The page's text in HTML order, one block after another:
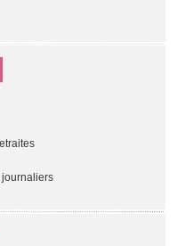
journaliers